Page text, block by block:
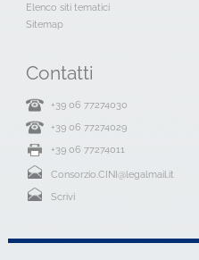
Elenco siti tematici
Sitemap
Contatti
+39 06 77274030
+39 06 77274029
+39 06 77274011
Consorzio.CINI@legalmail.it
Scrivi